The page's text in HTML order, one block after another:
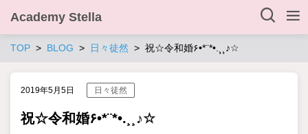
Academy Stella
TOP BLOG 日々徒然 祝☆令和婚۶•*¨*•.¸¸♪☆
2019年5月5日 日々徒然
祝☆令和婚۶•*¨*•.¸¸♪☆